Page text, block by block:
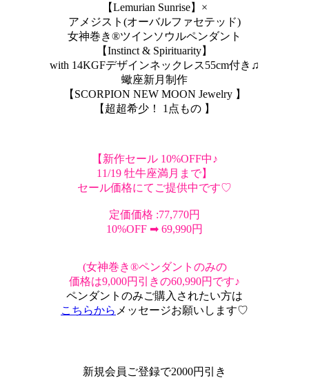
【Lemurian Sunrise】×
アメジスト(オーバルファセテッド)
女神巻き®︎ツインソウルペンダント
【Instinct & Spirituarity】
with 14KGFデザインネックレス55cm付き♫
蠍座新月制作
【SCORPION NEW MOON Jewelry 】
【超超希少！ 1点もの 】
【新作セール 10%OFF中♪
11/19 牡牛座満月まで】
セール価格にてご提供中です♡
定価価格 :77,770円
10%OFF ➡︎ 69,990円
(女神巻き®ペンダントのみの
価格は9,000円引きの60,990円です♪
ペンダントのみご購入されたい方は
こちらから メッセージお願いします♡
新規会員ご登録で2000円引き